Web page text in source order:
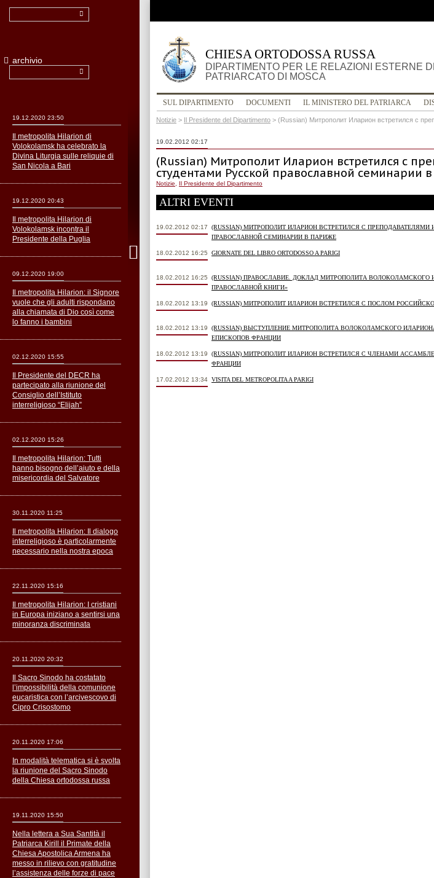
CHIESA ORTODOSSA RUSSA
DIPARTIMENTO PER LE RELAZIONI ESTERNE
PATRIARCATO DI MOSCA
SUL DIPARTIMENTO DOCUMENTI IL MINISTERO DEL PATRIARCA
Notizie > Il Presidente del Dipartimento > (Russian) Митрополит Иларион встретился с
19.02.2012 02:17
(Russian) Митрополит Иларион встретился с
студентами Русской православной семинарии
Notizie Il Presidente del Dipartimento
ALTRI EVENTI
19.02.2012 02:17
(RUSSIAN) МИТРОПОЛИТ ИЛАРИОН ВСТРЕТИЛСЯ С
ПРАВОСЛАВНОЙ СЕМИНАРИИ В ПАРИЖЕ
18.02.2012 16:25 GIORNATE DEL LIBRO ORTODOSSO A PARIGI
18.02.2012 16:25
(RUSSIAN) ПРАВОСЛАВИЕ. ДОКЛАД МИТРОПОЛИТА
ПРАВОСЛАВНОЙ КНИГИ»
18.02.2012 13:19 (RUSSIAN) МИТРОПОЛИТ ИЛАРИОН ВСТРЕТИЛСЯ С ПОСЛОМ
18.02.2012 13:19
(RUSSIAN) ВЫСТУПЛЕНИЕ МИТРОПОЛИТА ВОЛОКОЛАМСКОГО
ЕПИСКОПОВ ФРАНЦИИ
18.02.2012 13:19
(RUSSIAN) МИТРОПОЛИТ ИЛАРИОН ВСТРЕТИЛСЯ С ЧЛЕНАМИ
ФРАНЦИИ
17.02.2012 13:34 VISITA DEL METROPOLITA A PARIGI
archivio
19.12.2020 23:50
Il metropolita Hilarion di
Volokolamsk ha celebrato la
Divina Liturgia sulle reliquie di
San Nicola a Bari
19.12.2020 20:43
Il metropolita Hilarion di
Volokolamsk incontra il
Presidente della Puglia
09.12.2020 19:00
Il metropolita Hilarion: il Signore
vuole che gli adulti rispondano
alla chiamata di Dio così come
lo fanno i bambini
02.12.2020 15:55
Il Presidente del DECR ha
partecipato alla riunione del
Consiglio dell’Istituto
interreligioso “Elijah”
02.12.2020 15:26
Il metropolita Hilarion: Tutti
hanno bisogno dell’aiuto e della
misericordia del Salvatore
30.11.2020 11:25
Il metropolita Hilarion: Il dialogo
interreligioso è particolarmente
necessario nella nostra epoca
22.11.2020 15:16
Il metropolita Hilarion: I cristiani
in Europa iniziano a sentirsi una
minoranza discriminata
20.11.2020 20:32
Il Sacro Sinodo ha costatato
l’impossibilità della comunione
eucaristica con l’arcivescovo di
Cipro Crisostomo
20.11.2020 17:06
In modalità telematica si è svolta
la riunione del Sacro Sinodo
della Chiesa ortodossa russa
19.11.2020 15:50
Nella lettera a Sua Santità il
Patriarca Kirill il Primate della
Chiesa Apostolica Armena ha
messo in rilievo con gratitudine
l’assistenza delle forze di pace